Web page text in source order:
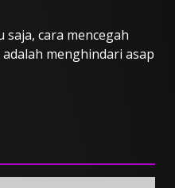
cara mencegah
menghindari asap